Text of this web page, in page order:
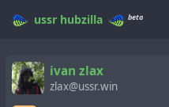
ussr hubzilla beta
ivan zlax
zlax@ussr.win